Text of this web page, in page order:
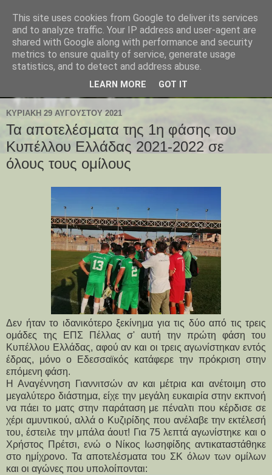
ΚΥΡΙΑΚΉ 29 ΑΥΓΟΎΣΤΟΥ 2021
Τα αποτελέσματα της 1η φάσης του
Κυπέλλου Ελλάδας 2021-2022 σε
όλους τους ομίλους
Δεν ήταν το ιδανικότερο ξεκίνημα για τις δύο από τις τρεις
ομάδες της ΕΠΣ Πέλλας σ' αυτή την πρώτη φάση του
Κυπέλλου Ελλάδας, αφού αν και οι τρεις αγωνίστηκαν εντός
έδρας, μόνο ο Εδεσσαϊκός κατάφερε την πρόκριση στην
επόμενη φάση.
Η Αναγέννηση Γιαννιτσών αν και μέτρια και ανέτοιμη στο
μεγαλύτερο διάστημα, είχε την μεγάλη ευκαιρία στην εκπνοή
να πάει το ματς στην παράταση με πέναλτι που κέρδισε σε
χέρι αμυντικού, αλλά ο Κυζιρίδης που ανέλαβε την εκτέλεσή
του, έστειλε την μπάλα άουτ! Για 75 λεπτά αγωνίστηκε και ο
Χρήστος Πρέτσι, ενώ ο Νίκος Ιωσηφίδης αντικαταστάθηκε
στο ημίχρονο. Τα αποτελέσματα του ΣΚ όλων των ομίλων
και οι αγώνες που υπολοίπονται:
This site uses cookies from Google to deliver its services
and to analyze traffic. Your IP address and user-agent are
shared with Google along with performance and security
metrics to ensure quality of service, generate usage
statistics, and to detect and address abuse.
LEARN MORE GOT IT